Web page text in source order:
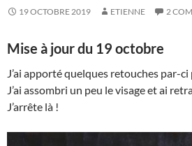
19 OCTOBRE 2019 ETIENNE 2
Mise à jour du 19 octobre
J’ai apporté quelques retouches par-ci
J’ai assombri un peu le visage et ai
J’arrête là !